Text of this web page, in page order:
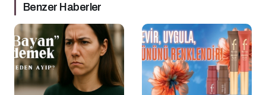
Benzer Haberler